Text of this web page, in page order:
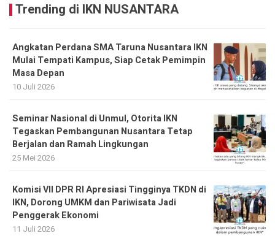
Trending di IKN NUSANTARA
Angkatan Perdana SMA Taruna Nusantara IKN
Mulai Tempati Kampus, Siap Cetak Pemimpin
Masa Depan
10 Juli 2026
Seminar Nasional di Unmul, Otorita IKN
Tegaskan Pembangunan Nusantara Tetap
Berjalan dan Ramah Lingkungan
25 Mei 2026
Komisi VII DPR RI Apresiasi Tingginya TKDN di
IKN, Dorong UMKM dan Pariwisata Jadi
Penggerak Ekonomi
11 Juli 2026